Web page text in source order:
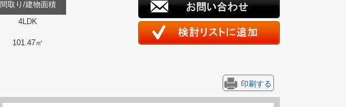
間取り/建物面積
4LDK
101.47㎡
印刷する